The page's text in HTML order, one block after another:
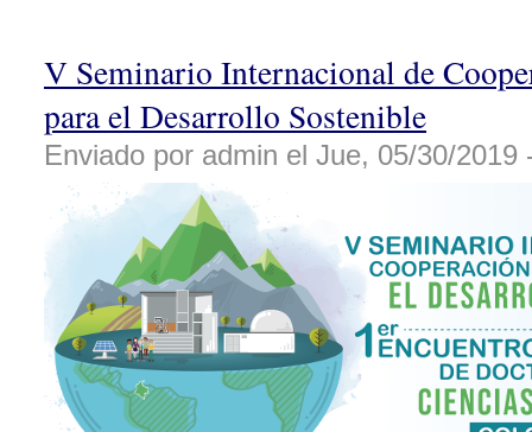
V Seminario Internacional de
para el Desarrollo Sostenible
Enviado por admin el Jue, 05/30/2019